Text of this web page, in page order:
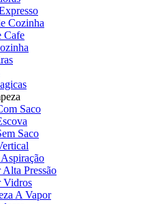
Cozinha
Cafe
Saco
Saco
Pressão
Vidros
A Vapor